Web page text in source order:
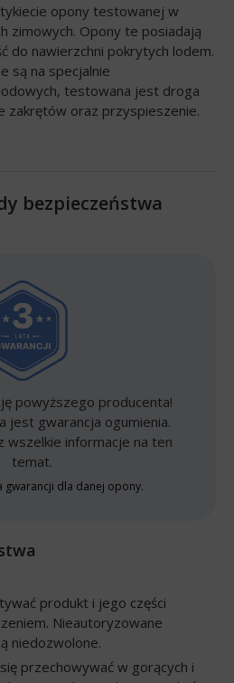
opony testowanej w
zimowych. Opony te posiadają
do nawierzchni pokrytych lodem.
są na specjalnie
testowana jest droga
zakrętów oraz przyspieszenie.
bezpieczeństwa
powyższego producenta!
jest gwarancja ogumienia.
wszelkie informacje na ten
temat.
gwarancji dla danej opony.
produkt i jego części
Nieautoryzowane
niedozwolone.
przechowywać w gorących i